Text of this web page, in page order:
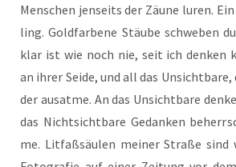
Men­schen jen­seits der Zäu­ne luren.
ling. Gold­far­be­ne Stäu­be schwe­ben
klar ist wie noch nie, seit ich den­ken
an ihrer Sei­de, und all das
der aus­at­me. An das Unsicht­ba­re
das Nicht­sicht­ba­re Gedan­ken
me. Lit­faß­säu­len mei­ner Stra­ße sind